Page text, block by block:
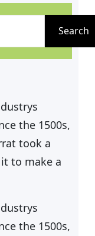
erreicht und
Platz in der
Search
the 1500s,
took a
to make a
the 1500s,